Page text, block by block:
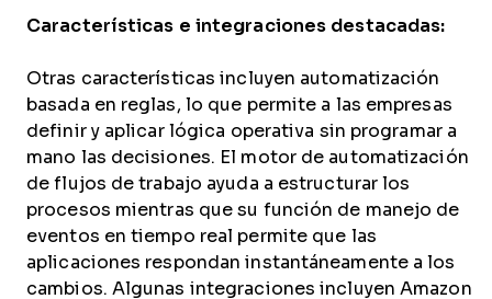
Características e integraciones destacadas:
Otras características incluyen automatización
basada en reglas, lo que permite a las empresas
definir y aplicar lógica operativa sin programar a
mano las decisiones. El motor de automatización
de flujos de trabajo ayuda a estructurar los
procesos mientras que su función de manejo de
eventos en tiempo real permite que las
aplicaciones respondan instantáneamente a los
cambios. Algunas integraciones incluyen Amazon